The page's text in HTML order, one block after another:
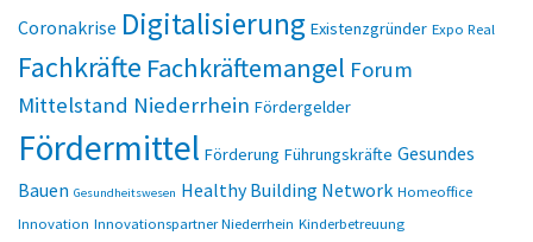
Coronakrise Digitalisierung Existenzgründer Expo Real
Fachkräfte Fachkräftemangel Forum
Mittelstand Niederrhein Fördergelder
Fördermittel Förderung Führungskräfte Gesundes
Bauen Gesundheitswesen Healthy Building Network Homeoffice
Innovation Innovationspartner Niederrhein Kinderbetreuung